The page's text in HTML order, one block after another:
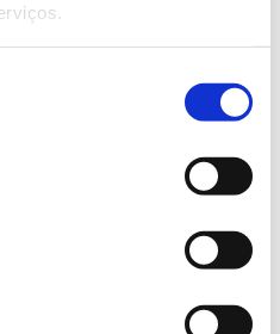
espécies em risco:
em acácia-das-espigas: